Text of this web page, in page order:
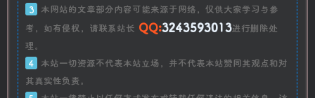
3
本网站的文章部分内容可能来源于网络，仅供大家学习与参
考，如有侵权，请联系站长 QQ:3243593013进行删除处
理。
4
本站一切资源不代表本站立场，并不代表本站赞同其观点和对
其真实性负责。